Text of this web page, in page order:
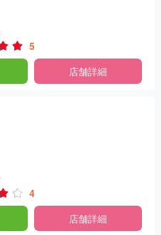
5
店舗詳細
4
店舗詳細